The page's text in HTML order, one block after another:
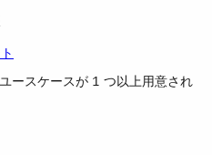
ースケースが 1 つ以上用意され